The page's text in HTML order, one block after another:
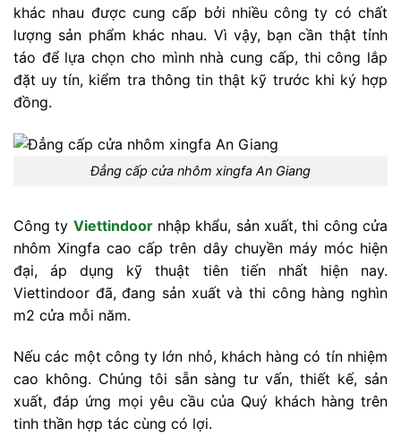
khác nhau được cung cấp bởi nhiều công ty có chất
lượng sản phẩm khác nhau. Vì vậy, bạn cần thật tỉnh
táo để lựa chọn cho mình nhà cung cấp, thi công lắp
đặt uy tín, kiểm tra thông tin thật kỹ trước khi ký hợp
đồng.
Đẳng cấp cửa nhôm xingfa An Giang
Công ty Viettindoornhập khẩu, sản xuất, thi công cửa
nhôm Xingfa cao cấp trên dây chuyền máy móc hiện
đại, áp dụng kỹ thuật tiên tiến nhất hiện nay.
Viettindoor đã, đang sản xuất và thi công hàng nghìn
m2 cửa mỗi năm.
Nếu các một công ty lớn nhỏ, khách hàng có tín nhiệm
cao không. Chúng tôi sẵn sàng tư vấn, thiết kế, sản
xuất, đáp ứng mọi yêu cầu của Quý khách hàng trên
tinh thần hợp tác cùng có lợi.